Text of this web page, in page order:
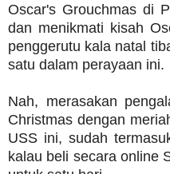
Oscar's Grouchmas di
dan menikmati kisah
penggerutu kala natal
satu dalam perayaan ini.
Nah, merasakan
Christmas dengan
USS ini, sudah
kalau beli secara online